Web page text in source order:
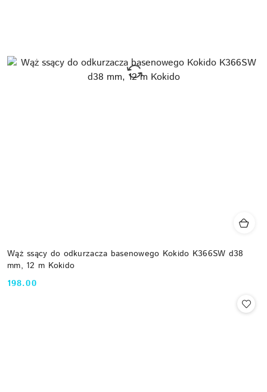
Wąż ssący do odkurzacza basenowego Kokido K366SW d38
mm, 12 m Kokido
Cena:
198.00